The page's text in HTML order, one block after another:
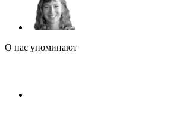
О нас упоминают